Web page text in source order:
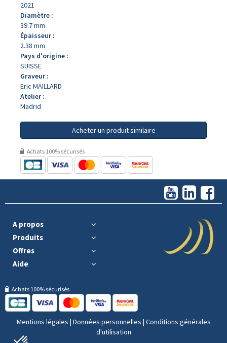
2021
Diamètre :
39.7 mm
Épaisseur :
2.38 mm
Pays d'origine :
SUISSE
Graveur :
Eric MAILLARD
Atelier :
Madrid
Acheter un produit similaire
Achats 100% sécurisés
A propos
Produits
Offres
Aide
Achats 100% sécurisés
Mentions légales | Données personnelles | Conditions générales
d'utilisation